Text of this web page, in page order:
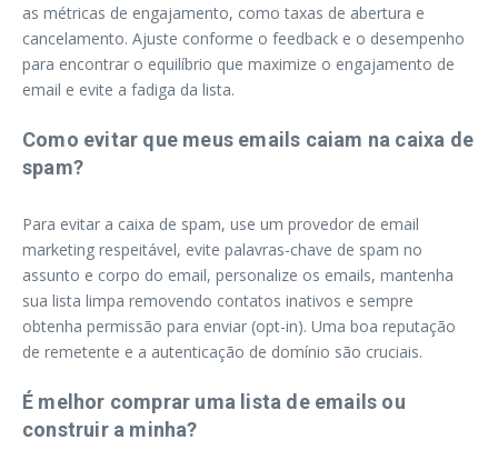
as métricas de engajamento, como taxas de abertura e
cancelamento. Ajuste conforme o feedback e o desempenho
para encontrar o equilíbrio que maximize o engajamento de
email e evite a fadiga da lista.
Como evitar que meus emails caiam na caixa de
spam?
Para evitar a caixa de spam, use um provedor de email
marketing respeitável, evite palavras-chave de spam no
assunto e corpo do email, personalize os emails, mantenha
sua lista limpa removendo contatos inativos e sempre
obtenha permissão para enviar (opt-in). Uma boa reputação
de remetente e a autenticação de domínio são cruciais.
É melhor comprar uma lista de emails ou
construir a minha?